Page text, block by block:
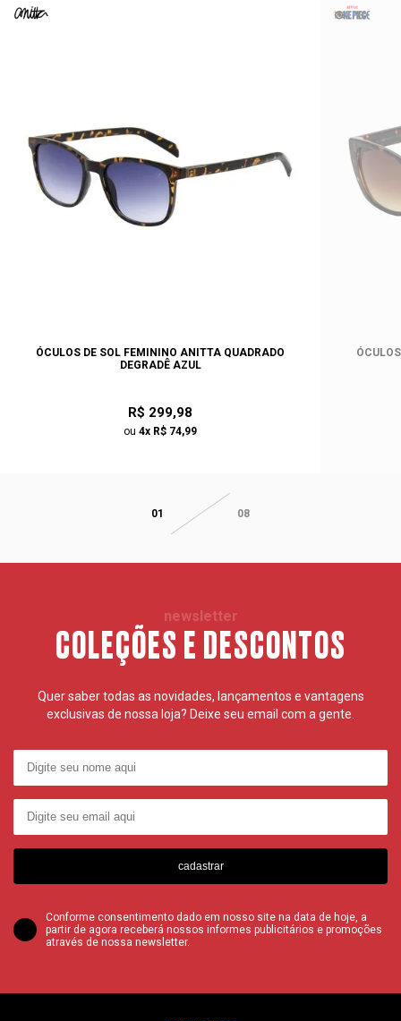
ÓCULOS DE SOL FEMININO ANITTA QUADRADO
DEGRADÊ AZUL
R$ 299,98
ou 4x R$ 74,99
01 08
newsletter
COLEÇÕES E DESCONTOS
Quer saber todas as novidades, lançamentos e vantagens
exclusivas de nossa loja? Deixe seu email com a gente.
cadastrar
Conforme consentimento dado em nosso site na data de hoje, a
partir de agora receberá nossos informes publicitários e promoções
através de nossa newsletter.